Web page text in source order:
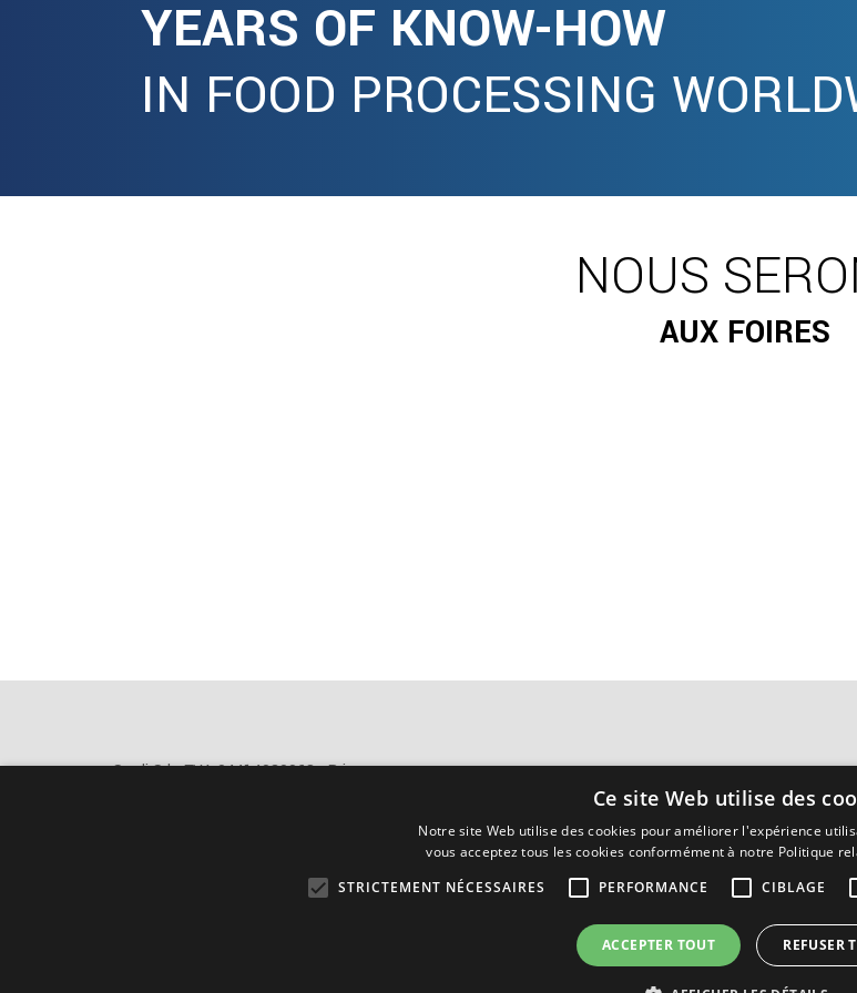
YEARS OF KNOW-HOW
IN FOOD PROCESSING
NOUS
AUX FOIRES
Sordi Srl - TVA 04414930968 -Privacy
Ce site Web utilise des
Notre site Web utilise des cookies pour améliorer l'expérience
vous acceptez tous les cookies conformément à notre Politique
STRICTEMENT NÉCESSAIRES
PERFORMANCE CIBLAGE
ACCEPTER TOUT REFUSER